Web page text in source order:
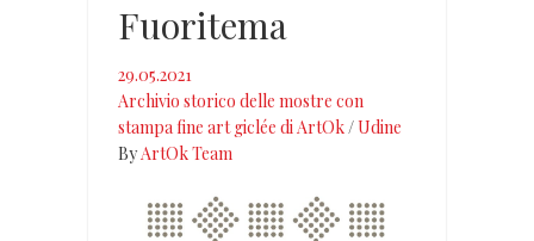
Fuoritema
29.05.2021
Archivio storico delle mostre con
stampa fine art giclée di ArtOk/Udine
ByArtOk Team